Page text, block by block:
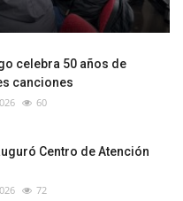
celebra 50 años de
canciones
60
Centro de Atención
72